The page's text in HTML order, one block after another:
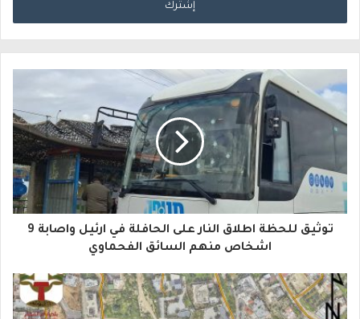
خ
ي
ك
ا
إ
ل
توثيق للحظة اطلاق النار على الحافلة في ارئيل واصابة 9
اشخاص منهم السائق الفحماوي